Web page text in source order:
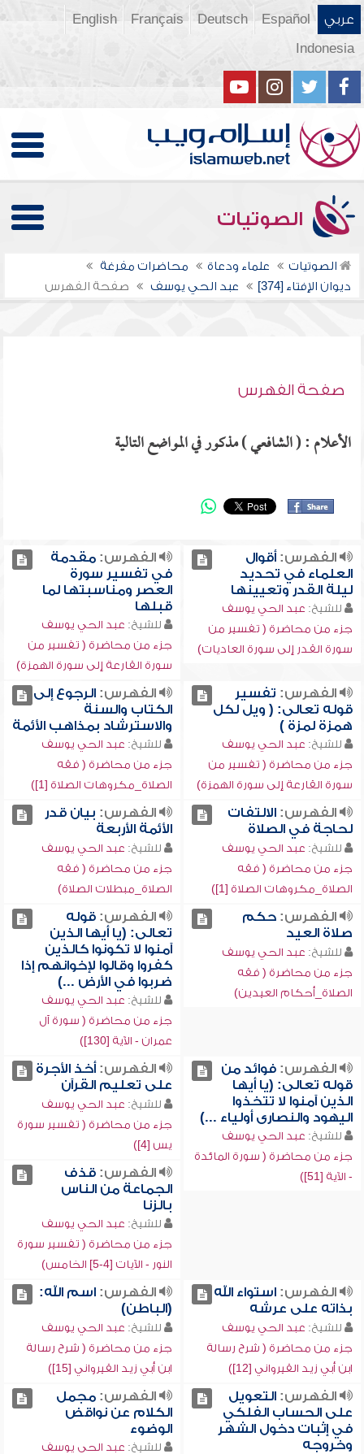
عربي Español
Deutsch
Français
English
Indonesia
الصوتيات
الصوتيات علماء ودعاة
محاضرات مفرغة
ديوان الإفتاء [374]
عبد الحي يوسف صفحة الفهرس
صفحة الفهرس
الأعلام : ( الشافعي ) مذكور في المواضع التالية
الفهرس:أقوال
العلماء في تحديد
ليلة القدر وتعيينها
للشيخ: عبد الحي يوسف
جزء من محاضرة ( تفسير من
سورة القدر إلى سورة العاديات)
الفهرس:مقدمة
في تفسير سورة
العصر ومناسبتها لما
قبلها
للشيخ: عبد الحي يوسف
جزء من محاضرة ( تفسير من
سورة القارعة إلى سورة الهمزة)
الفهرس: تفسير
قوله تعالى: ( ويل لكل
همزة لمزة )
للشيخ: عبد الحي يوسف
جزء من محاضرة ( تفسير من
سورة القارعة إلى سورة الهمزة)
الفهرس:الرجوع إلى
الكتاب والسنة
والاسترشاد بمذاهب الأئمة
للشيخ: عبد الحي يوسف
جزء من محاضرة ( فقه
الصلاة_مكروهات الصلاة [1])
الفهرس:الالتفات
لحاجة في الصلاة
للشيخ: عبد الحي يوسف
جزء من محاضرة ( فقه
الصلاة_مكروهات الصلاة [1])
الفهرس: بيان قدر
الأئمة الأربعة
للشيخ: عبد الحي يوسف
جزء من محاضرة ( فقه
الصلاة_مبطلات الصلاة)
الفهرس:حكم
صلاة العيد
للشيخ: عبد الحي يوسف
جزء من محاضرة ( فقه
الصلاة_أحكام العيدين)
الفهرس:قوله
تعالى: (يا أيها الذين
آمنوا لا تكونوا كالذين
كفروا وقالوا لإخوانهم إذا
ضربوا في الأرض ...)
للشيخ: عبد الحي يوسف
جزء من محاضرة ( سورة آل
عمران - الآية [130])
الفهرس:فوائد من
قوله تعالى: (يا أيها
الذين آمنوا لا تتخذوا
اليهود والنصارى أولياء ...)
للشيخ: عبد الحي يوسف
جزء من محاضرة ( سورة المائدة
- الآية [51])
الفهرس:أخذ الأجرة
على تعليم القرآن
للشيخ: عبد الحي يوسف
جزء من محاضرة ( تفسير سورة
يس [4])
الفهرس:قذف
الجماعة من الناس
بالزنا
للشيخ: عبد الحي يوسف
جزء من محاضرة ( تفسير سورة
النور - الآيات [4-5] الخامس)
الفهرس:استواء الله
بذاته على عرشه
للشيخ: عبد الحي يوسف
جزء من محاضرة ( شرح رسالة
ابن أبي زيد القيرواني [12])
الفهرس:اسم الله:
(الباطن)
للشيخ: عبد الحي يوسف
جزء من محاضرة ( شرح رسالة
ابن أبي زيد القيرواني [15])
الفهرس:التعويل
على الحساب الفلكي
في إثبات دخول الشهر
وخروجه
الفهرس:مجمل
الكلام عن نواقض
الوضوء
للشيخ: عبد الحي يوسف